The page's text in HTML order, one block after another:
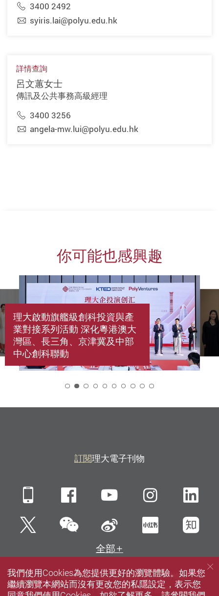
3400 2492
syiris.lai@polyu.edu.hk
詳情查詢
呂文蕙女士
傳訊及公共事務高級經理
3400 3256
angela-mw.lui@polyu.edu.hk
你可能也感興趣
理大啟動旗艦級創科投資與產
業對接系列活動 深化粵港澳大
灣區、長三角、京津冀及中部
中心創科聯動
訂閱理大電子刊物
Mobile FacebookYouTube
Twitter微信 新浪微博小紅書知
全部
網站指南 聯絡我們 私隱政策聲明
使用條款
無障礙網頁
招聘 傳媒 圖書館
我們使用Cookies為您提供更好的瀏覽體驗。如果您
繼續瀏覽本網站而沒有更改您的私隱設定，表示您